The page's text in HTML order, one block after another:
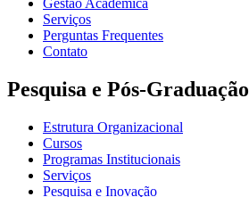
Serviços
Perguntas Frequentes
Contato
Pesquisa e Pós-Graduação
Estrutura Organizacional
Cursos
Programas Institucionais
Serviços
Pesquisa e Inovação